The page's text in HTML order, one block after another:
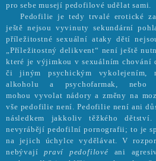
pro sebe musejí pedofilové udělat sami.
Pedofilie je tedy trvalé erotické
ještě nejsou vyvinuty sekundární
příležitostné sexuální ataky dětí
„Příležitostný delikvent“ není ještě
které je výjimkou v sexuálním chování
či jiným psychickým vykolejením,
alkoholu a psychofarmak, nebo
mohou vyvolat nádory a změny na
vše pedofilie není. Pedofilie není ani
následkem jakkoliv těžkého
nevyrábějí pedofilní pornografii; to je
na jejich úchylce vydělávat. V
nebývajípraví pedofilové ani